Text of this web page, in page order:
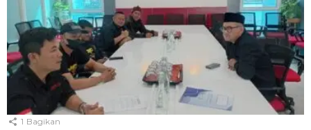
1 Bagikan